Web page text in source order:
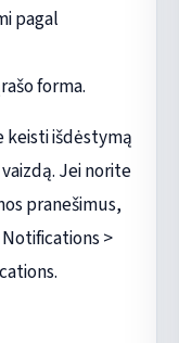
pagal
forma.
keisti išdėstymą
Jei norite
pranešimus,
>